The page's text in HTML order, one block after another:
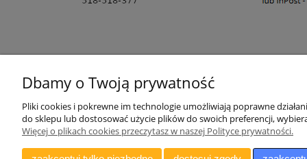
ZAMAWIANIE
Twoje zamówienia
Dbamy o Twoją prywatność
Pliki cookies i pokrewne im technologie umożliwiają poprawne
do sklepu lub dostosować użycie plików do swoich preferencji,
Więcej o plikach cookies przeczytasz w naszej Polityce prywatności.